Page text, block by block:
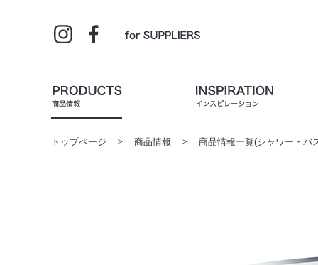
トップページ 商品情報 商品情報一覧(シャワー・バ